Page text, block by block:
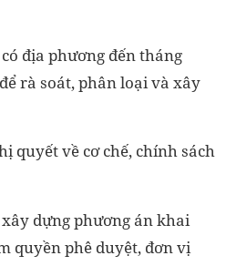
địa phương đến tháng
rà soát, phân loại và xây
quyết về cơ chế, chính sách
dựng phương án khai
quyền phê duyệt, đơn vị